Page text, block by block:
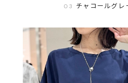
03 チャコールグレ